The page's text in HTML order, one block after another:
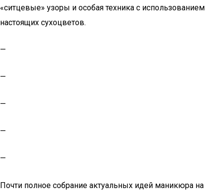
«ситцевые» узоры и особая техника с использованием
настоящих сухоцветов.
—
—
—
—
—
Почти полное собрание актуальных идей маникюра на